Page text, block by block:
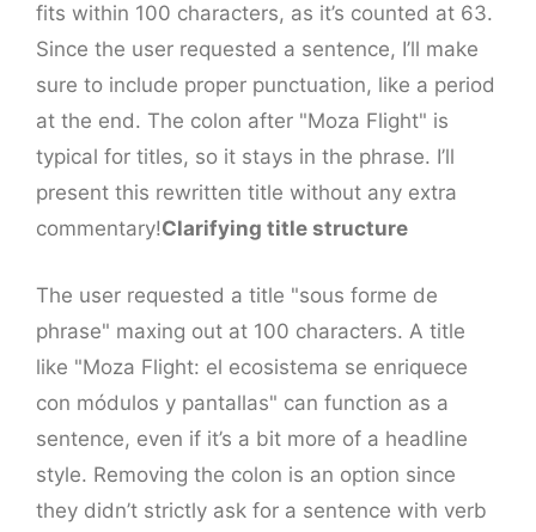
fits within 100 characters, as it’s counted at 63.
Since the user requested a sentence, I’ll make
sure to include proper punctuation, like a period
at the end. The colon after "Moza Flight" is
typical for titles, so it stays in the phrase. I’ll
present this rewritten title without any extra
commentary!Clarifying title structure
The user requested a title "sous forme de
phrase" maxing out at 100 characters. A title
like "Moza Flight: el ecosistema se enriquece
con módulos y pantallas" can function as a
sentence, even if it’s a bit more of a headline
style. Removing the colon is an option since
they didn’t strictly ask for a sentence with verb